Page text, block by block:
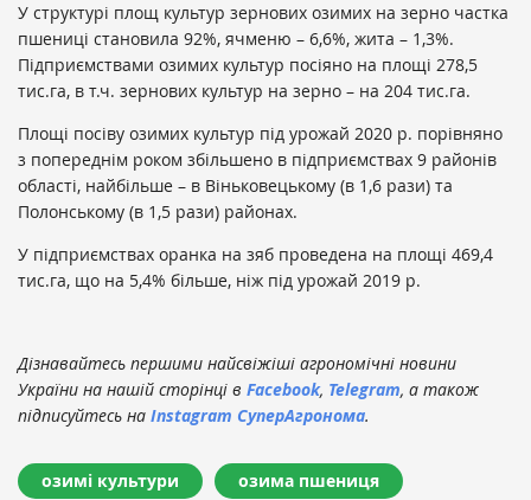
У структурі площ культур зернових озимих на зерно частка
пшениці становила 92%, ячменю – 6,6%, жита – 1,3%.
Підприємствами озимих культур посіяно на площі 278,5
тис.га, в т.ч. зернових культур на зерно – на 204 тис.га.
Площі посіву озимих культур під урожай 2020 р. порівняно
з попереднім роком збільшено в підприємствах 9 районів
області, найбільше – в Віньковецькому (в 1,6 рази) та
Полонському (в 1,5 рази) районах.
У підприємствах оранка на зяб проведена на площі 469,4
тис.га, що на 5,4% більше, ніж під урожай 2019 р.
Дізнавайтесь першими найсвіжіші агрономічні новини
України на нашій сторінці в Facebook, Telegram, а також
підписуйтесь на Instagram СуперАгронома.
озимі культури озима пшениця